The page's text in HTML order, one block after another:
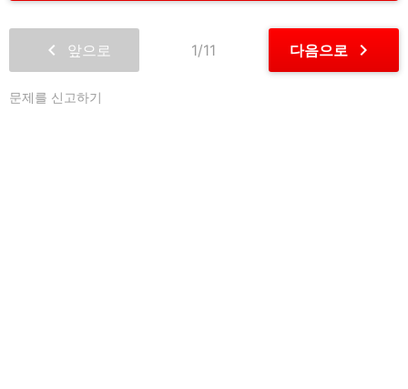
chevron_left 앞으로 1/11 다음으로 chevron_right
문제를 신고하기